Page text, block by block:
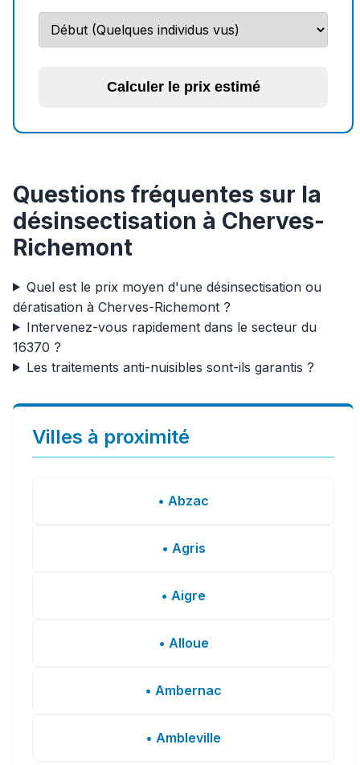
Calculer le prix estimé
Questions fréquentes sur la
désinsectisation à Cherves-
Richemont
Quel est le prix moyen d'une désinsectisation ou
dératisation à Cherves-Richemont ?
Intervenez-vous rapidement dans le secteur du
16370 ?
Les traitements anti-nuisibles sont-ils garantis ?
Villes à proximité
• Abzac
• Agris
• Aigre
• Alloue
• Ambernac
• Ambleville